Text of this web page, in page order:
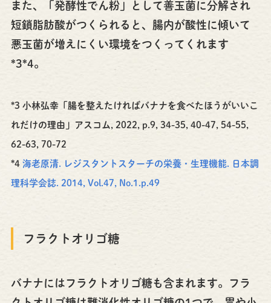
また、「発酵性でん粉」として善玉菌に分解され
短鎖脂肪酸がつくられると、腸内が酸性に傾いて
悪玉菌が増えにくい環境をつくってくれます
*3*4。
*3 小林弘幸「腸を整えたければバナナを食べたほうがいいこ
れだけの理由」アスコム, 2022, p.9, 34-35, 40-47, 54-55,
62-63, 70-72
*4 海老原清. レジスタントスターチの栄養・生理機能. 日本調
理科学会誌. 2014, Vol.47, No.1.p.49
フラクトオリゴ糖
バナナにはフラクトオリゴ糖も含まれます。フラ